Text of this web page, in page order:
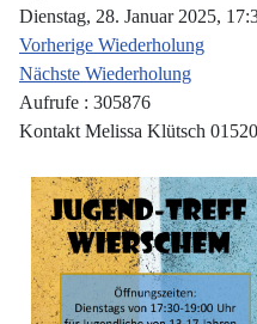
Dienstag, 28. Januar 2025,
Vorherige Wiederholung
Nächste Wiederholung
Aufrufe : 305876
Kontakt Melissa Klütsch